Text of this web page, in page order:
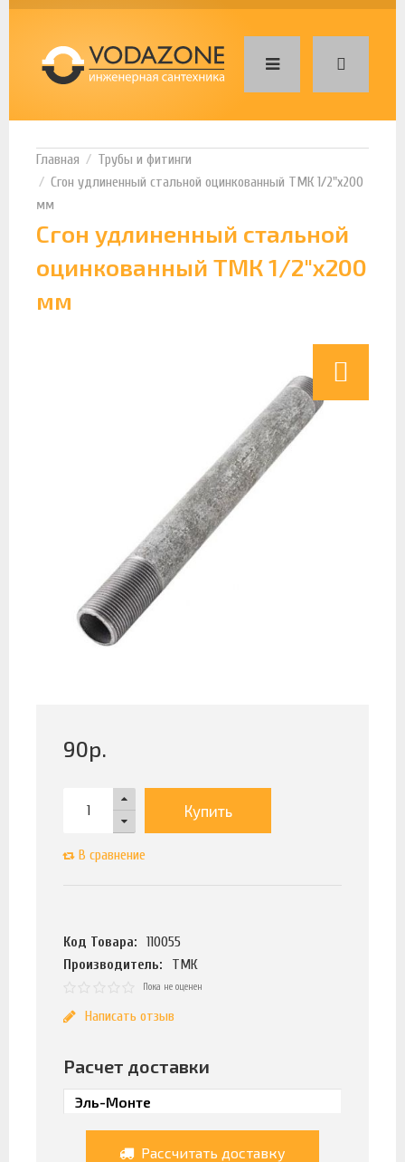
Трубы и фитинги
Сгон удлиненный стальной оцинкованный ТМК 1/2"x200
мм
Сгон удлиненный стальной
оцинкованный ТМК 1/2"x200
мм
90р.
Купить
В сравнение
Код Товара:
110055
Производитель:
ТМК
Пока не оценен
Написать отзыв
Расчет доставки
Рассчитать доставку